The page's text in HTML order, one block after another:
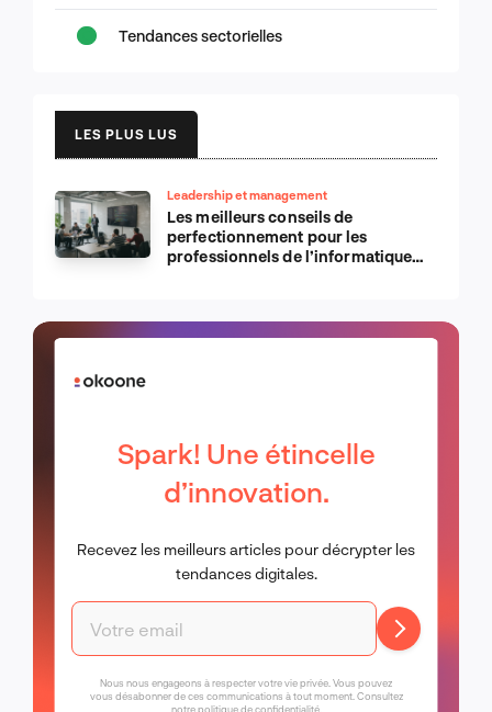
Tendances sectorielles
LES PLUS LUS
Leadership et management
Les meilleurs conseils de
perfectionnement pour les
professionnels de l’informatique
Spark! Une étincelle
d’innovation.
Recevez les meilleurs articles pour décrypter les
tendances digitales.
Nous nous engageons à respecter votre vie privée. Vous pouvez
vous désabonner de ces communications à tout moment. Consultez
notrepolitique de confidentialité.